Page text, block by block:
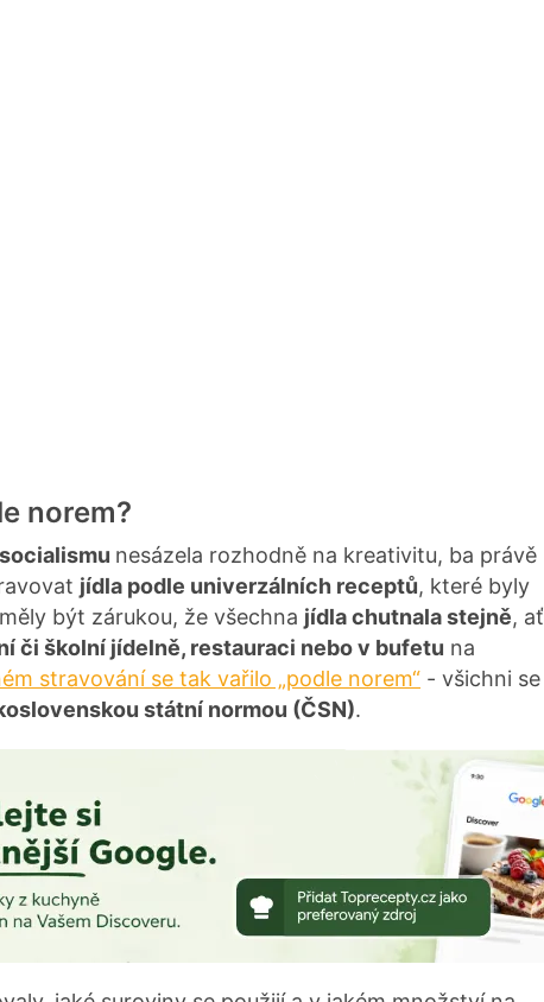
norem?
nesázela rozhodně na kreativitu, ba právě
jídla podle univerzálních receptů, které byly
být zárukou, že všechna jídla chutnala stejně, ať
či školní jídelně, restauraci nebo v bufetu na
stravování se tak vařilo „podle norem“ - všichni se
státní normou (ČSN).